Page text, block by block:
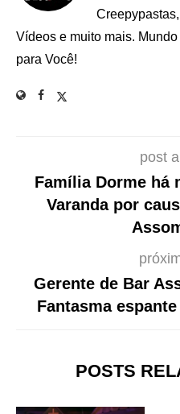
Vídeos e muito mais.
para Você!
post
Família Dorme há
Varanda por
Gerente de Bar
Fantasma
POSTS